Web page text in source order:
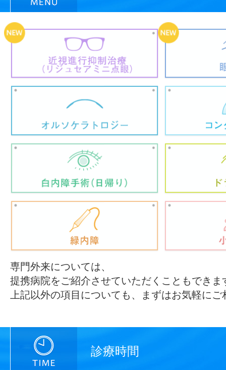
専門外来については、
提携病院をご紹介させていただくこともできま
上記以外の項目についても、まずはお気軽に
診療時間